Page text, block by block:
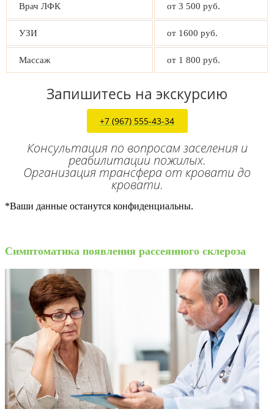
Врач ЛФК от 3 500 руб.
УЗИ от 1600 руб.
Массаж от 1 800 руб.
Запишитесь на экскурсию
+7 (967) 555-43-34
Консультация по вопросам заселения и
реабилитации пожилых.
Организация трансфера от кровати до
кровати.
*Ваши данные останутся конфиденциальны.
Симптоматика появления рассеянного склероза